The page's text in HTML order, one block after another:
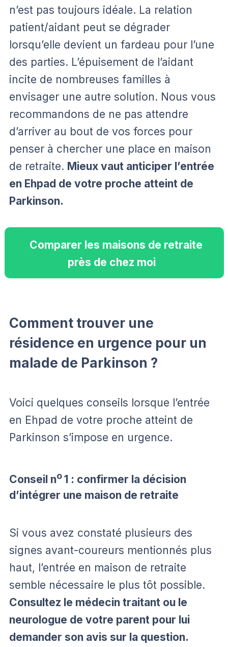
n’est pas toujours idéale. La relation
patient/aidant peut se dégrader
lorsqu’elle devient un fardeau pour l’une
des parties. L’épuisement de l’aidant
incite de nombreuses familles à
envisager une autre solution. Nous vous
recommandons de ne pas attendre
d’arriver au bout de vos forces pour
penser à chercher une place en maison
de retraite. Mieux vaut anticiper l’entrée
en Ehpad de votre proche atteint de
Parkinson.
Comparer les maisons de retraite
près de chez moi
Comment trouver une
résidence en urgence pour un
malade de Parkinson ?
Voici quelques conseils lorsque l’entrée
en Ehpad de votre proche atteint de
Parkinson s’impose en urgence.
Conseil no1 : confirmer la décision
d’intégrer une maison de retraite
Si vous avez constaté plusieurs des
signes avant-coureurs mentionnés plus
haut, l’entrée en maison de retraite
semble nécessaire le plus tôt possible.
Consultez le médecin traitant ou le
neurologue de votre parent pour lui
demander son avis sur la question.